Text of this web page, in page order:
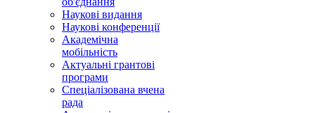
Наукові видання
Наукові конференції
Академічна
мобільність
Актуальні грантові
програми
Спеціалізована вчена
рада